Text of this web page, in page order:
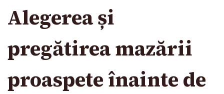
Alegerea și
pregătirea mazării
proaspete înainte de